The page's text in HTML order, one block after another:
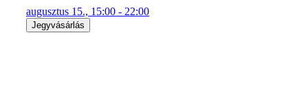
augusztus 15., 15:00 - 22:00
Jegyvásárlás